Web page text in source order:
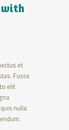
et
Fusce
elit
nulla